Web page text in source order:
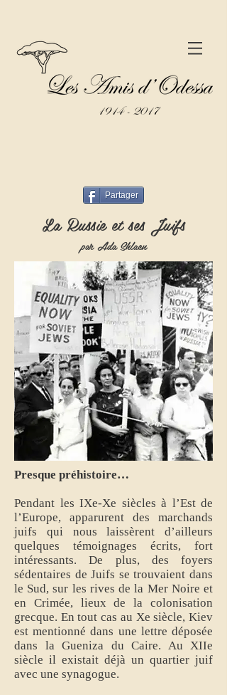
Partager
La Russie et ses Juifs
par Ada Shlaen
Presque préhistoire…
Pendant les IXe-Xe siècles à l’Est de
l’Europe, apparurent des marchands
juifs qui nous laissèrent d’ailleurs
quelques témoignages écrits, fort
intéressants. De plus, des foyers
sédentaires de Juifs se trouvaient dans
le Sud, sur les rives de la Mer Noire et
en Crimée, lieux de la colonisation
grecque. En tout cas au Xe siècle, Kiev
est mentionné dans une lettre déposée
dans la Gueniza du Caire. Au XIIe
siècle il existait déjà un quartier juif
avec une synagogue.